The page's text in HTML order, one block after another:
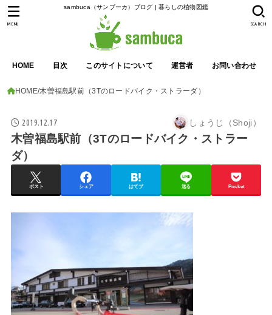
sambuca（サンブーカ）ブログ | 暮らしの植物図鑑
HOME 目次 このサイトについて 運営者 お問い合わせ
SEARCH
MENU
HOME 木曽福島駅前（3Tのロードバイク・ストラーダ）
2019.12.17 しょうじ（Shoji）
木曽福島駅前（3Tのロードバイク・ストラー
ダ）
ポスト シェア はてブ 送る Pocket